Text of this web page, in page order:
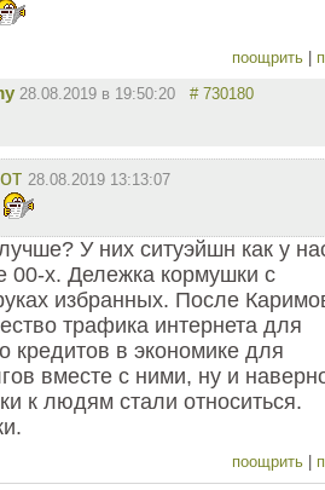
поощрить
28.08.2019 в 19:50:20 # 730180
от 28.08.2019 13:13:07
У них ситуэйшн как у
00-х. Дележка кормушки с
избранных. После
трафика интернета для
кредитов в экономике для
вместе с ними, ну и
к людям стали относиться.
поощрить